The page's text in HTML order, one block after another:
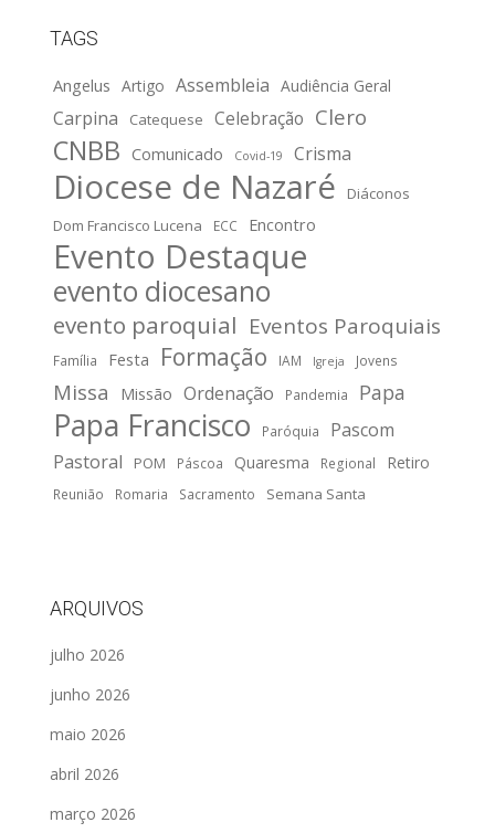
TAGS
Angelus Artigo Assembleia Audiência Geral
Carpina Catequese Celebração Clero
CNBB Comunicado Covid-19 Crisma
Diocese de Nazaré
Diáconos
Dom Francisco Lucena
ECC Encontro
Evento Destaque
evento diocesano
evento paroquial Eventos Paroquiais
Família Festa Formação IAM Igreja Jovens
Missa Missão Ordenação Pandemia Papa
Papa Francisco Paróquia
Pascom
Pastoral
POM Páscoa Quaresma Regional Retiro
Reunião Romaria Sacramento Semana Santa
ARQUIVOS
julho 2026
junho 2026
maio 2026
abril 2026
março 2026